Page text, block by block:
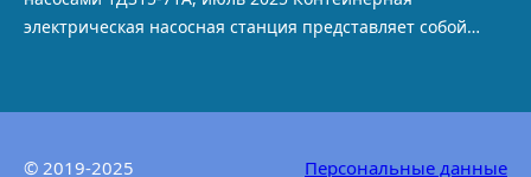
каждого гектара. Одной из таких высокоэффективных
электрическая насосная станция представляет собой
забор воды из открытого водоема и обеспечивает ее
потребителю. При необходимости осуществления
© 2019-2025 Персональные данные